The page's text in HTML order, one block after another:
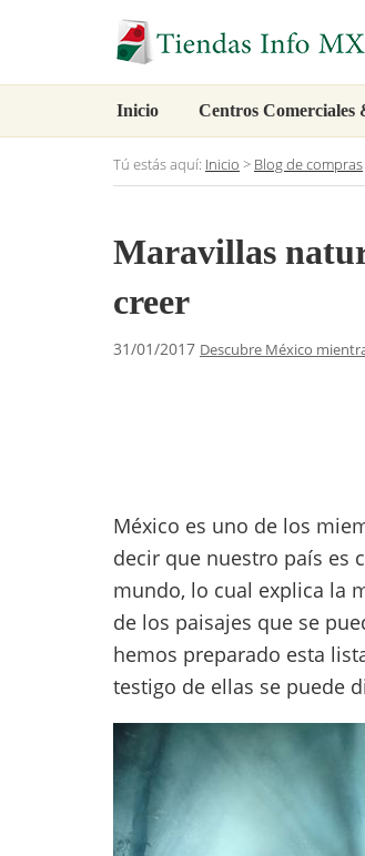
Inicio Centros Comerciales
Tú estás aquí: Inicio > Blog de compras
Maravillas
creer
31/01/2017 Descubre México
México es uno de los
decir que nuestro país es
mundo, lo cual explica la
de los paisajes que se
hemos preparado esta
testigo de ellas se puede